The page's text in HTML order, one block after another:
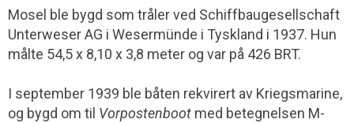
Mosel ble bygd som tråler ved Schiffbau­gesellschaft
Unterweser AG i Weser­münde i Tyskland i 1937. Hun
målte 54,5 x 8,10 x 3,8 meter og var på 426 BRT.
I september 1939 ble båten rekvirert av Kriegsmarine,
og bygd om til Vorpostenboot med betegnelsen M-